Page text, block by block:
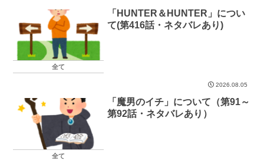
全て
「HUNTER＆HUNTER」につい
て(第416話・ネタバレあり)
2026.08.05
全て
「魔男のイチ」について（第91～
第92話・ネタバレあり）